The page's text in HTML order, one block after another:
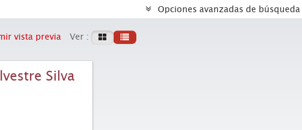
Opciones avanzadas de búsqueda
vista previa Ver :
Silva